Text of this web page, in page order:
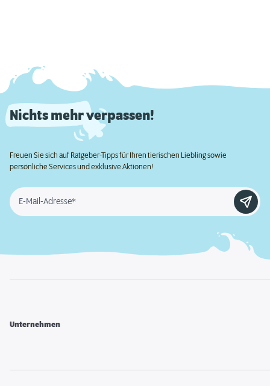
Nichts mehr verpassen!
Freuen Sie sich auf Ratgeber-Tipps für Ihren tierischen Liebling sowie
persönliche Services und exklusive Aktionen!
E-Mail-Adresse*
Unternehmen